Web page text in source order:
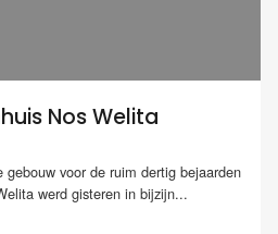
Nos Welita
voor de ruim dertig bejaarden
werd gisteren in bijzijn...